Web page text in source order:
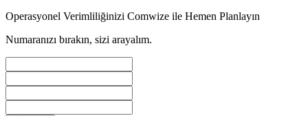
Operasyonel Verimliliğinizi Comwize ile Hemen Planlayın
Numaranızı bırakın, sizi arayalım.